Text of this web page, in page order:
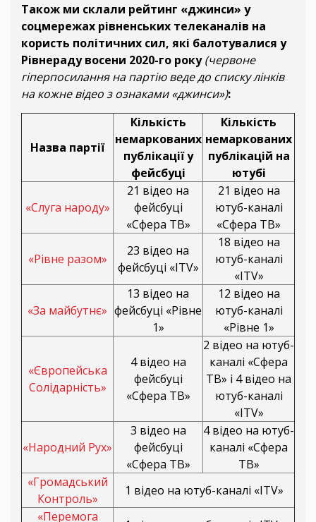
Також ми склали рейтинг «джинси» у
соцмережах рівненських телеканалів на
користь політичних сил, які балотувалися у
Рівнераду восени 2020-го року(червоне
гіперпосилання на партію веде до списку лінків
на кожне відео з ознаками «джинси»):
Назва партії
Кількість
немаркованих
публікації у
фейсбуці
Кількість
немаркованих
публікацій на
ютубі
«Слуга народу»
21 відео на
фейсбуці
«Сфера ТВ»
21 відео на
ютуб-каналі
«Сфера ТВ»
«Рівне разом»
23 відео на
фейсбуці «ITV»
18 відео на
ютуб-каналі
«ITV»
«За майбутнє»
13 відео на
фейсбуці «Рівне
1»
12 відео на
ютуб-каналі
«Рівне 1»
«Європейська
Солідарність»
4 відео на
фейсбуці
«Сфера ТВ»
2 відео на ютуб-
каналі «Сфера
ТВ» і 4 відео на
ютуб-каналі
«ITV»
«Народний Рух»
3 відео на
фейсбуці
«Сфера ТВ»
4 відео на ютуб-
каналі «Сфера
ТВ»
«Громадський
Контроль»
1 відео на ютуб-каналі «ITV»
«Перемога